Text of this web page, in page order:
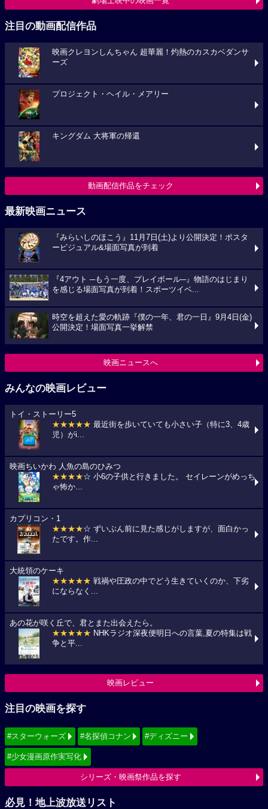
注目の動画配信作品
映画クレヨンしんちゃん 超華麗！灼熱のカスカベダンサ
ーズ
プロジェクト・ヘイル・メアリー
キングダム 大将軍の帰還
動画配信作品をチェック
最新映画ニュース
『みらいしのほこう』11月7日(土)より公開決定！ポスタ
ービジュアル&場面写真が到着
『4アウト ─もう一度、プレイボール─』物語のはじまり
を感じる場面写真が到着！スポーツイベ...
時空を超えた愛の軌跡『僕の一年、君の一日』9月4日(金)
公開決定！場面写真一挙解禁
映画ニュースへ
みんなの映画レビュー
トイ・ストーリー5
★★★★★ 最近街を歩いていても小さい子（特に3、4歳
児）がi...
映画ちいかわ 人魚の島のひみつ
★★★★☆ 小6の子供と行きました。 セイレーンがめっち
ゃ怖か...
カプリコン・1
★★★★☆ ずいぶん前に見た感じがしますが、面白かっ
たです。作...
大統領のケーキ
★★★★★ 戦禍や圧政の中でどう生きていくのか、下劣
にならなく...
あの花が咲く丘で、君とまた出会えたら。
★★★★★ NHKラジオ深夜便明日への言葉,夏の特集は戦
争と平...
映画レビュー
注目の映画を探す
#スターウォーズ #名探偵コナン #ディズニー
#少女漫画原作実写化
シリーズ・映画祭作品を探す
必見！地上波放送リスト